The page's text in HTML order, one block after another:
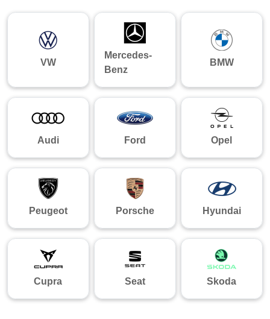
VW
Mercedes-
Benz
BMW
Audi Ford Opel
Peugeot Porsche Hyundai
Cupra Seat Skoda